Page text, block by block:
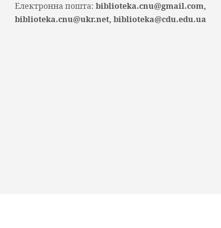
Електронна пошта: biblioteka.cnu@gmail.com,
biblioteka.cnu@ukr.net, biblioteka@cdu.edu.ua